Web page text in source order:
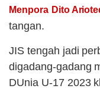
Menpora Dito
tangan.
JIS tengah jadi
digadang-gadang
DUnia U-17 2023